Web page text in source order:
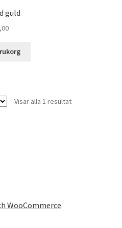
guld
Visar alla 1 resultat
WooCommerce.